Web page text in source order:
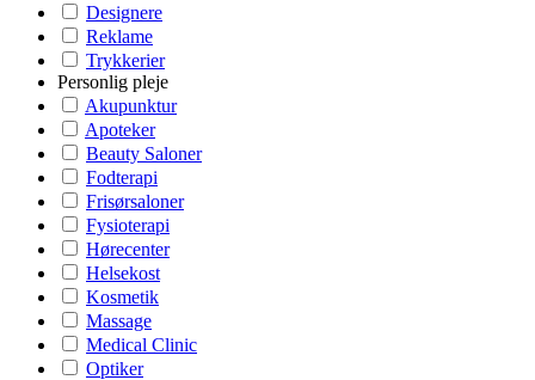
Designere
Reklame
Trykkerier
Personlig pleje
Akupunktur
Apoteker
Beauty Saloner
Fodterapi
Frisørsaloner
Fysioterapi
Hørecenter
Helsekost
Kosmetik
Massage
Medical Clinic
Optiker